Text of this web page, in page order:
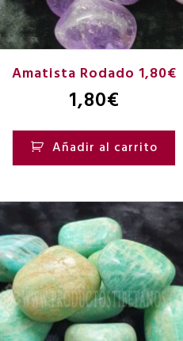
Amatista Rodado 1,80€
1,80€
Añadir al carrito